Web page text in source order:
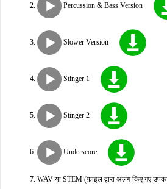
Percussion & Bass Version
Slower Version
Stinger 1
Stinger 2
Underscore
WAV या STEM (फ़ाइल द्वारा अलग किए गए